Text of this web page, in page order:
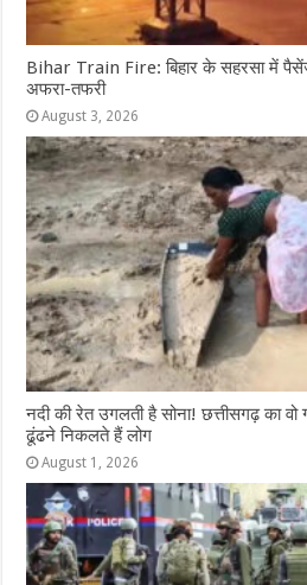
Bihar Train Fire: बिहार के सहरसा में
अफरा-तफरी
August 3, 2026
नदी की रेत उगलती है सोना! छत्तीसगढ़ का
ढूंढने निकलते हैं लोग
August 1, 2026